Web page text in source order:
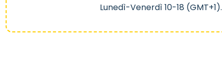
Lunedì-Venerdì 10-18 (GMT+1).